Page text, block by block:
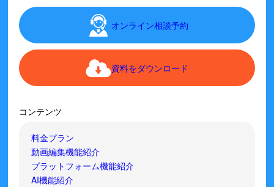
オンライン相談予約
資料をダウンロード
コンテンツ
料金プラン
動画編集機能紹介
プラットフォーム機能紹介
AI機能紹介